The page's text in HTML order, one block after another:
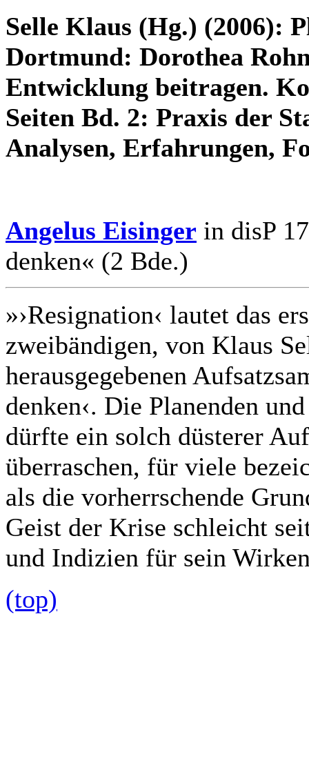
Selle Klaus (Hg.) (2006):
Dortmund: Dorothea
Entwicklung beitragen.
Seiten Bd. 2: Praxis der
Analysen, Erfahrungen,
Angelus Eisinger in disP
denken« (2 Bde.)
»›Resignation‹ lautet das
zweibändigen, von Klaus
herausgegebenen
denken‹. Die Planenden
dürfte ein solch düsterer
überraschen, für viele
als die vorherrschende
Geist der Krise schleicht
und Indizien für sein
(top)